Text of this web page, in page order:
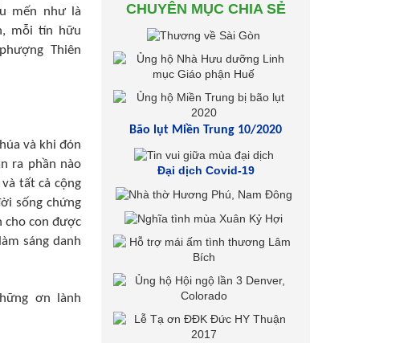
mến như là
mỗi tín hữu
Thiên
và khi đón
ra phần nào
tất cả cộng
sống chứng
cho con được
sáng danh
ơn lành
CHUYÊN MỤC CHIA SẺ
Bão lụt Miền Trung 10/2020
Đại dịch Covid-19